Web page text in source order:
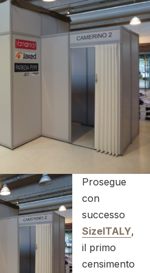
Prosegue
con
successo
SizeITALY,
il primo
censimento